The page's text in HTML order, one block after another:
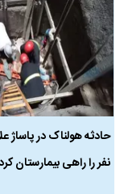
نفر را راهی بیمارستان